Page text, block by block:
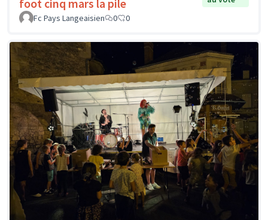
foot cinq mars la pile
Fc Pays Langeaisien
0 0